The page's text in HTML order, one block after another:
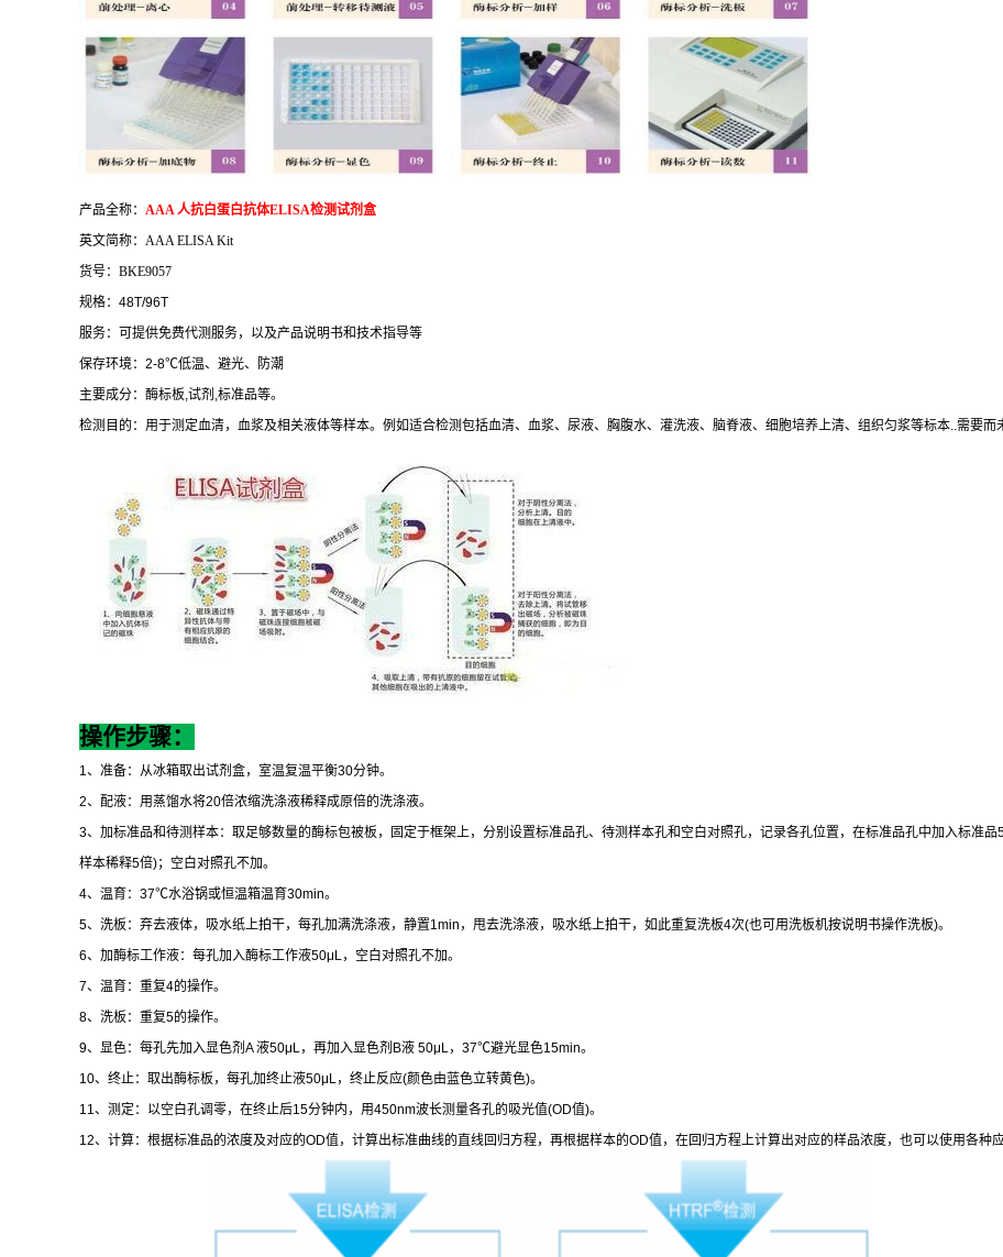
产品全称： AAA 人抗白蛋白抗体ELISA检测试剂盒
英文简称： AAA ELISA Kit
货号： BKE9057
规格： 48T/96T
服务：可提供免费代测服务，以及产品说明书和技术指导等
保存环境： 2-8℃低温、避光、防潮
主要成分：酶标板 试剂 标准品等。
检测目的：用于测定血清，血浆及相关液体等样本。例如适合检测包括血清、血浆、尿液、胸腹水、灌洗液、脑脊液、细胞培养上清、组织匀浆等标本 需要而
操作步骤：
1 、准备：从冰箱取出试剂盒，室温复温平衡30分钟。
2、配液：用蒸馏水将20倍浓缩洗涤液稀释成原倍的洗涤液。
3、加标准品和待测样本：取足够数量的酶标包被板，固定于框架上，分别设置标准品孔、待测样本孔和空白对照孔，记录各孔位置，在标准品孔中加入标准品
样本稀释5倍)；空白对照孔不加。
4、温育： 37℃水浴锅或恒温箱温育30min。
5、洗板：弃去液体，吸水纸上拍干，每孔加满洗涤液，静置1min ，甩去洗涤液，吸水纸上拍干，如此重复洗板4次(也可用洗板机按说明书操作洗板)。
6、加酶标工作液：每孔加入酶标工作液50μL ，空白对照孔不加。
7、温育：重复4的操作。
8、洗板：重复5的操作。
9、显色：每孔先加入显色剂 A液50μL ，再加入显色剂 B液 50μL ， 37℃避光显色15min。
10、终止：取出酶标板，每孔加终止液50μL ，终止反应(颜色由蓝色立转黄色)。
11 、测定：以空白孔调零，在终止后15分钟内，用450nm波长测量各孔的吸光值(OD值)。
12、计算：根据标准品的浓度及对应的OD值，计算出标准曲线的直线回归方程，再根据样本的OD值，在回归方程上计算出对应的样品浓度，也可以使用各种